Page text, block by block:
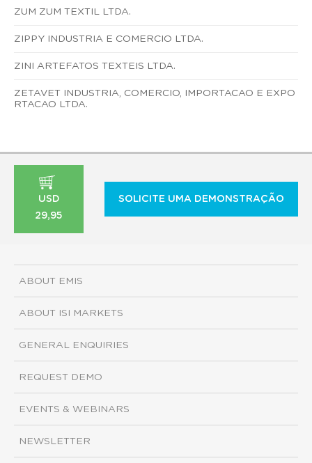
ZUM ZUM TEXTIL LTDA.
ZIPPY INDUSTRIA E COMERCIO LTDA.
ZINI ARTEFATOS TEXTEIS LTDA.
ZETAVET INDUSTRIA, COMERCIO, IMPORTACAO E EXPO
RTACAO LTDA.
USD
29,95
SOLICITE UMA DEMONSTRAÇÃO
ABOUT EMIS
ABOUT ISI MARKETS
GENERAL ENQUIRIES
REQUEST DEMO
EVENTS & WEBINARS
NEWSLETTER